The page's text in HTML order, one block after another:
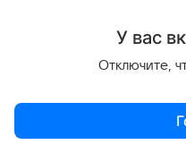
разработка МАИ
погрешностью 33 см.
У вас
Отключите,